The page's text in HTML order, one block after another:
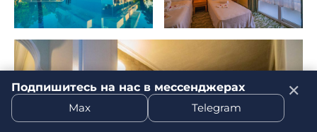
Подпишитесь на нас в мессенджерах
Max
Telegram
✕